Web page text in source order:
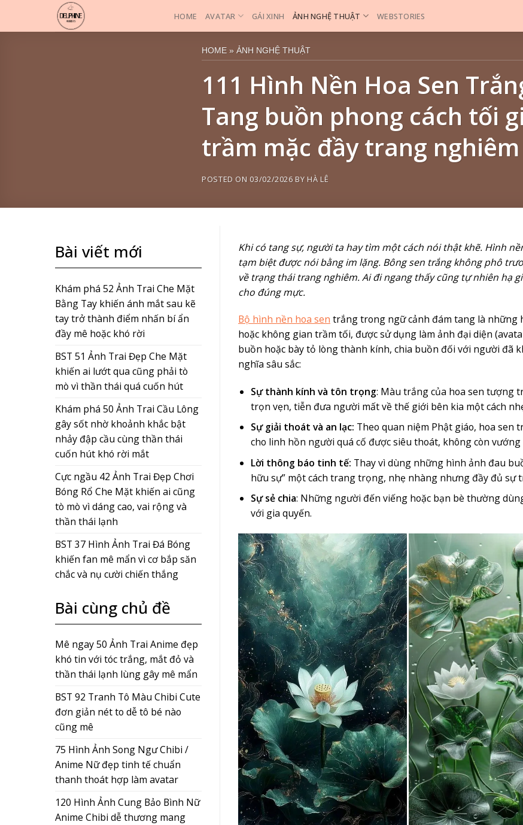
HOME AVATAR GÁI XINH ẢNH NGHỆ THUẬT WEBSTORIES
HOME » ẢNH NGHỆ THUẬT
111 Hình Nền Hoa Sen
Tang buồn phong cách tối
trầm mặc đầy trang nghiêm
POSTED ON 03/02/2026 BY HÀ LÊ
Bài viết mới
Khám phá 52 Ảnh Trai Che Mặt
Bằng Tay khiến ánh mắt sau kẽ
tay trở thành điểm nhấn bí ẩn
đầy mê hoặc khó rời
BST 51 Ảnh Trai Đẹp Che Mặt
khiến ai lướt qua cũng phải tò
mò vì thần thái quá cuốn hút
Khám phá 50 Ảnh Trai Cầu Lông
gây sốt nhờ khoảnh khắc bật
nhảy đập cầu cùng thần thái
cuốn hút khó rời mắt
Cực ngầu 42 Ảnh Trai Đẹp Chơi
Bóng Rổ Che Mặt khiến ai cũng
tò mò vì dáng cao, vai rộng và
thần thái lạnh
BST 37 Hình Ảnh Trai Đá Bóng
khiến fan mê mẩn vì cơ bắp săn
chắc và nụ cười chiến thắng
Bài cùng chủ đề
Mê ngay 50 Ảnh Trai Anime đẹp
khó tin với tóc trắng, mắt đỏ và
thần thái lạnh lùng gây mê mẩn
BST 92 Tranh Tô Màu Chibi Cute
đơn giản nét to dễ tô bé nào
cũng mê
75 Hình Ảnh Song Ngư Chibi /
Anime Nữ đẹp tinh tế chuẩn
thanh thoát hợp làm avatar
120 Hình Ảnh Cung Bảo Bình Nữ
Anime Chibi dễ thương mang
Khi có tang sự, người ta hay tìm một cách nói thật khẽ. Hình
tạm biệt được nói bằng im lặng. Bông sen trắng không phô
về trạng thái trang nghiêm. Ai đi ngang thấy cũng tự nhiên hạ
cho đúng mực.
Bộ hình nền hoa sen trắng trong ngữ cảnh đám tang là
hoặc không gian trầm tối, được sử dụng làm ảnh đại diện
buồn hoặc bày tỏ lòng thành kính, chia buồn đối với người đã
nghĩa sâu sắc:
Sự thành kính và tôn trọng: Màu trắng của hoa sen tượng
trọn vẹn, tiễn đưa người mất về thế giới bên kia một cách
Sự giải thoát và an lạc: Theo quan niệm Phật giáo, hoa sen
cho linh hồn người quá cố được siêu thoát, không còn
Lời thông báo tinh tế: Thay vì dùng những hình ảnh đau
hữu sự” một cách trang trọng, nhẹ nhàng nhưng đầy đủ sự
Sự sẻ chia: Những người đến viếng hoặc bạn bè thường
với gia quyến.